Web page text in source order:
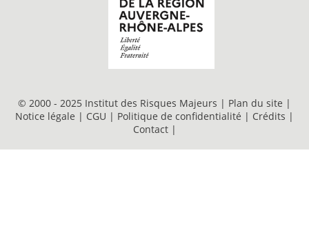
© 2000 - 2025 Institut des Risques Majeurs | Plan du site |
Notice légale | CGU | Politique de confidentialité | Crédits |
Contact |